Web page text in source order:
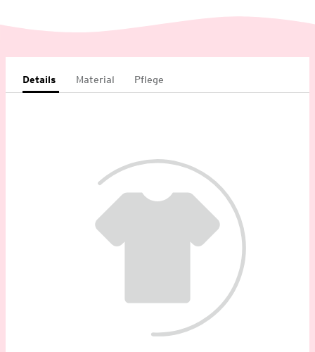
Details Material Pflege